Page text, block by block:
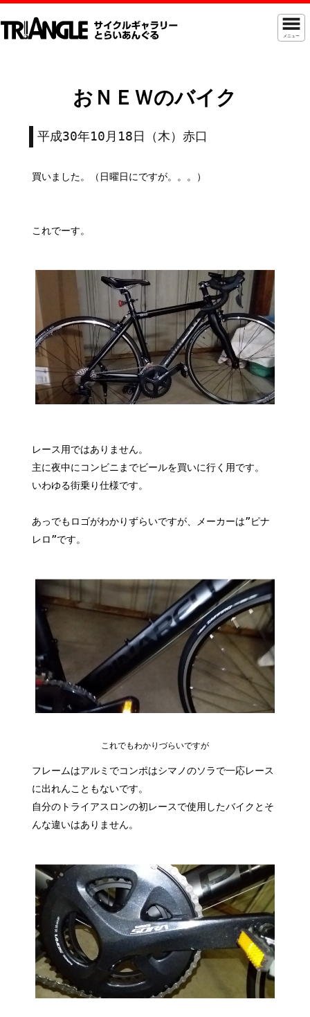
メニュー
おＮＥＷのバイク
平成30年10月18日（木）赤口
買いました。（日曜日にですが。。。）
これでーす。
レース用ではありません。
主に夜中にコンビニまでビールを買いに行く用です。
いわゆる街乗り仕様です。
あっでもロゴがわかりずらいですが、メーカーは”ピナ
レロ”です。
これでもわかりづらいですが
フレームはアルミでコンポはシマノのソラで一応レース
に出れんこともないです。
自分のトライアスロンの初レースで使用したバイクとそ
んな違いはありません。